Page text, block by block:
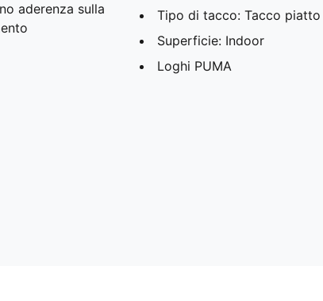
aderenza sulla
Tipo di tacco: Tacco piatto
Superficie: Indoor
Loghi PUMA